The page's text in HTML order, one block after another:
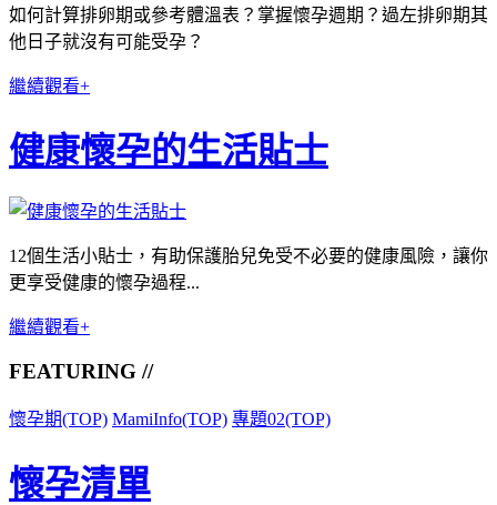
如何計算排卵期或參考體溫表？掌握懷孕週期？過左排卵期其
他日子就沒有可能受孕？
繼續觀看+
健康懷孕的生活貼士
12個生活小貼士，有助保護胎兒免受不必要的健康風險，讓你
更享受健康的懷孕過程...
繼續觀看+
FEATURING //
懷孕期(TOP) MamiInfo(TOP) 專題02(TOP)
懷孕清單